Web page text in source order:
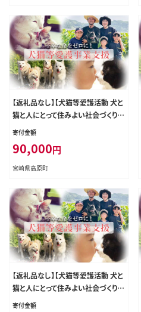
【返礼品なし】【犬猫等愛護活動 犬と
猫と人にとって住みよい社会づくりを
応援】宮崎県 高原町 特定非営利活
P00056
寄付金額
90,000円
宮崎県高原町
【返礼品なし】【犬猫等愛護活動 犬と
猫と人にとって住みよい社会づくりを
応援】宮崎県 高原町 特定非営利活
寄付金額